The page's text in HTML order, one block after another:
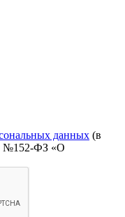
данных (в
№152-ФЗ «О